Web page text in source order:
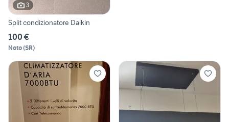
3
Split condizionatore Daikin
100 €
Noto(SR)